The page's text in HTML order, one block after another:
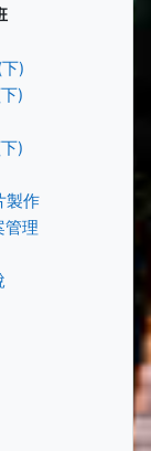
)
)
)
製作
管理